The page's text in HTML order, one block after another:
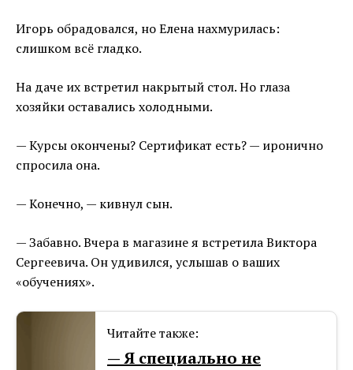
Игорь обрадовался, но Елена нахмурилась:
слишком всё гладко.
На даче их встретил накрытый стол. Но глаза
хозяйки оставались холодными.
— Курсы окончены? Сертификат есть? — иронично
спросила она.
— Конечно, — кивнул сын.
— Забавно. Вчера в магазине я встретила Виктора
Сергеевича. Он удивился, услышав о ваших
«обучениях».
Читайте также:
— Я специально не